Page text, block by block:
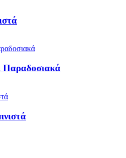
Παραδοσιακά